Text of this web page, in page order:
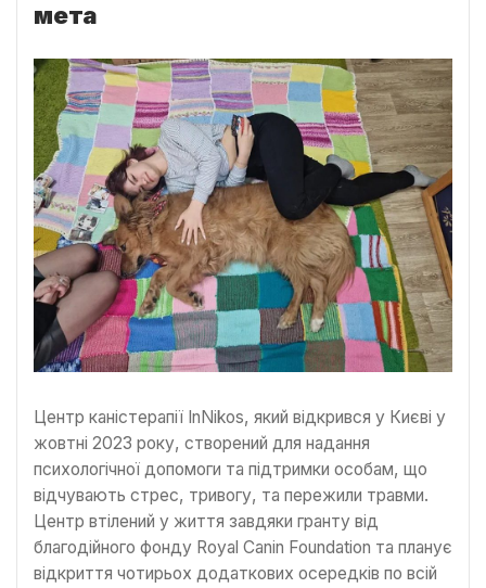
мета
Центр каністерапії InNikos, який відкрився у Києві у
жовтні 2023 року, створений для надання
психологічної допомоги та підтримки особам, що
відчувають стрес, тривогу, та пережили травми.
Центр втілений у життя завдяки гранту від
благодійного фонду Royal Canin Foundation та планує
відкриття чотирьох додаткових осередків по всій